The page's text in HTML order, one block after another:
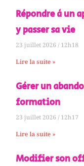
Répondre à un
y passer sa vie
23 juillet 202612h18
Lire la suite »
Gérer un
formation
23 juillet 202612h17
Lire la suite »
Modifier son